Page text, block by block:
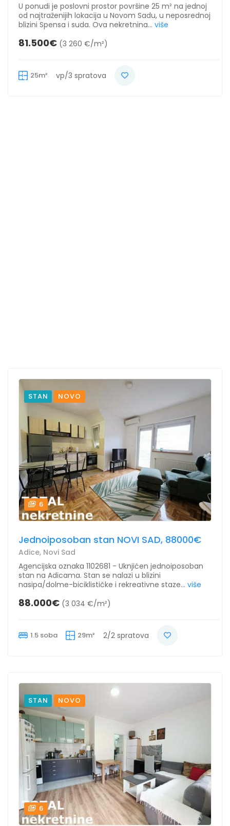
U ponudi je poslovni prostor površine 25 m² na jednoj
od najtraženijih lokacija u Novom Sadu, u neposrednoj
blizini Spensa i suda. Ova nekretnina... više
81.500€ (3 260 €/m²)
25m² vp/3 spratova
STAN NOVO
6
Jednoiposoban stan NOVI SAD, 88000€
Adice, Novi Sad
Agencijska oznaka 1102681 - Uknjićen jednoiposoban
stan na Adicama. Stan se nalazi u blizini
nasipa/dolme-biciklističke i rekreativne staze... više
88.000€ (3 034 €/m²)
1.5 soba 29m² 2/2 spratova
STAN NOVO
6